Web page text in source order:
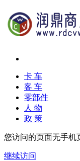
卡 车
客 车
零部件
人 物
政 策
您访问的页面无手机
继续访问